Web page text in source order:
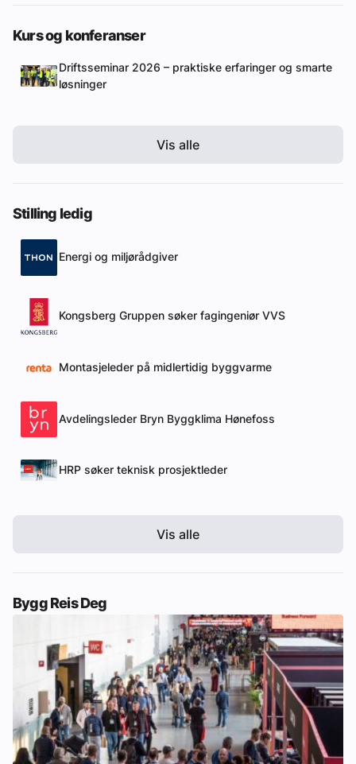
Kurs og konferanser
Driftsseminar 2026 – praktiske erfaringer og smarte
løsninger
Vis alle
Stilling ledig
Energi og miljørådgiver
Kongsberg Gruppen søker fagingeniør VVS
Montasjeleder på midlertidig byggvarme
Avdelingsleder Bryn Byggklima Hønefoss
HRP søker teknisk prosjektleder
Vis alle
Bygg Reis Deg